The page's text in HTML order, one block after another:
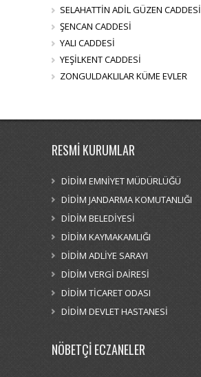
SELAHATTİN ADİL GÜZEN CADDESİ
ŞENCAN CADDESİ
YALI CADDESİ
YEŞİLKENT CADDESİ
ZONGULDAKLILAR KÜME EVLER
RESMİ KURUMLAR
DİDİM EMNİYET MÜDÜRLÜĞÜ
DİDİM JANDARMA KOMUTANLIĞI
DİDİM BELEDİYESİ
DİDİM KAYMAKAMLIĞI
DİDİM ADLİYE SARAYI
DİDİM VERGİ DAİRESİ
DİDİM TİCARET ODASI
DİDİM DEVLET HASTANESİ
NÖBETÇİ ECZANELER